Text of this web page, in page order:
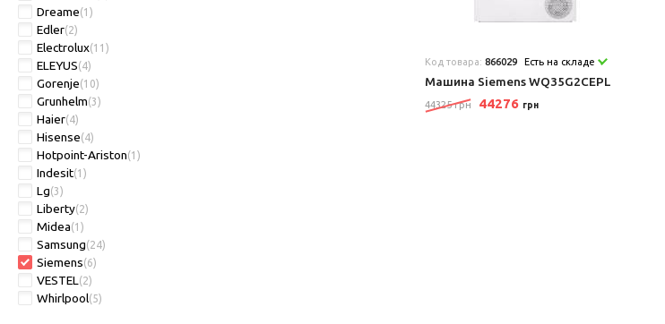
Dreame(1)
Edler(2)
Electrolux(11)
ELEYUS(4)
Gorenje(10)
Grunhelm(3)
Haier(4)
Hisense(4)
Hotpoint-Ariston(1)
Indesit(1)
Lg(3)
Liberty(2)
Midea(1)
Samsung(24)
Siemens(6)
VESTEL(2)
Whirlpool(5)
Код товара: 866029 Есть на складе
Машина Siemens WQ35G2CEPL
44325 грн 44276 грн